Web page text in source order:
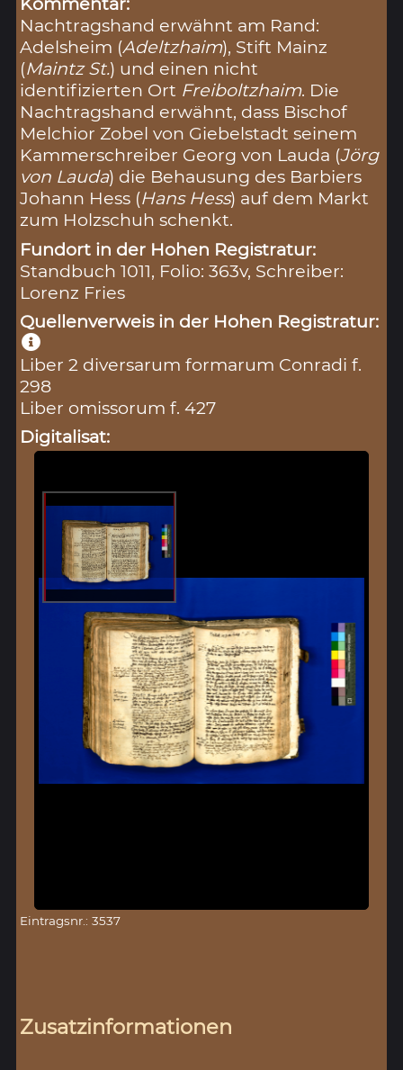
Nachtragshand erwähnt am Rand:
Adelsheim (Adeltzhaim), Stift Mainz
(Maintz St.) und einen nicht
identifizierten Ort Freiboltzhaim. Die
Nachtragshand erwähnt, dass Bischof
Melchior Zobel von Giebelstadt seinem
Kammerschreiber Georg von Lauda (Jörg
von Lauda) die Behausung des Barbiers
Johann Hess (Hans Hess) auf dem Markt
zum Holzschuh schenkt.
Fundort in der Hohen Registratur:
Standbuch 1011, Folio: 363v, Schreiber:
Lorenz Fries
Quellenverweis in der Hohen Registratur:
Liber 2 diversarum formarum Conradi f.
298
Liber omissorum f. 427
Digitalisat:
Eintragsnr.: 3537
Zusatzinformationen